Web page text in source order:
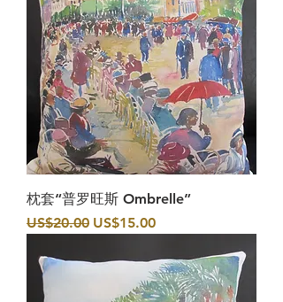
枕套“普罗旺斯 Ombrelle”
一般價格
US$20.00 促銷價格
US$15.00